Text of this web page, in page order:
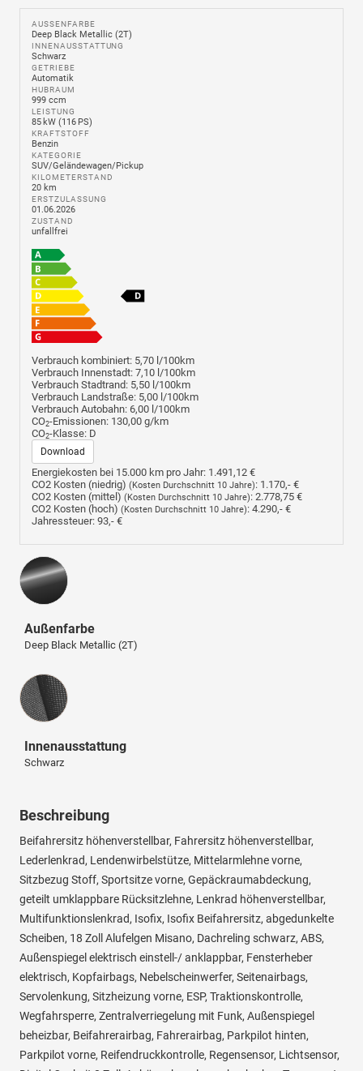
AUSSENFARBE
Deep Black Metallic (2T)
INNENAUSSTATTUNG
Schwarz
GETRIEBE
Automatik
HUBRAUM
999 ccm
LEISTUNG
85 kW (116 PS)
KRAFTSTOFF
Benzin
KATEGORIE
SUV/Geländewagen/Pickup
KILOMETERSTAND
20 km
ERSTZULASSUNG
01.06.2026
ZUSTAND
unfallfrei
Verbrauch kombiniert: 5,70 l/100km
Verbrauch Innenstadt: 7,10 l/100km
Verbrauch Stadtrand: 5,50 l/100km
Verbrauch Landstraße: 5,00 l/100km
Verbrauch Autobahn: 6,00 l/100km
CO2-Emissionen: 130,00 g/km
CO2-Klasse: D
Download
Energiekosten bei 15.000 km pro Jahr: 1.491,12 €
CO2 Kosten (niedrig) (Kosten Durchschnitt 10 Jahre): 1.170,- €
CO2 Kosten (mittel) (Kosten Durchschnitt 10 Jahre): 2.778,75 €
CO2 Kosten (hoch) (Kosten Durchschnitt 10 Jahre): 4.290,- €
Jahressteuer: 93,- €
Außenfarbe
Deep Black Metallic (2T)
Innenausstattung
Innenausstattung
Schwarz
Beschreibung
Beifahrersitz höhenverstellbar, Fahrersitz höhenverstellbar,
Lederlenkrad, Lendenwirbelstütze, Mittelarmlehne vorne,
Sitzbezug Stoff, Sportsitze vorne, Gepäckraumabdeckung,
geteilt umklappbare Rücksitzlehne, Lenkrad höhenverstellbar,
Multifunktionslenkrad, Isofix, Isofix Beifahrersitz, abgedunkelte
Scheiben, 18 Zoll Alufelgen Misano, Dachreling schwarz, ABS,
Außenspiegel elektrisch einstell-/ anklappbar, Fensterheber
elektrisch, Kopfairbags, Nebelscheinwerfer, Seitenairbags,
Servolenkung, Sitzheizung vorne, ESP, Traktionskontrolle,
Wegfahrsperre, Zentralverriegelung mit Funk, Außenspiegel
beheizbar, Beifahrerairbag, Fahrerairbag, Parkpilot hinten,
Parkpilot vorne, Reifendruckkontrolle, Regensensor, Lichtsensor,